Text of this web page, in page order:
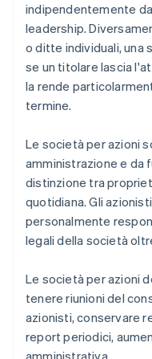
indipendentemente
leadership.
o ditte individuali, una
se un titolare lascia
la rende
termine.
Le società per azioni
amministrazione e da
distinzione tra
quotidiana. Gli
personalmente
legali della società
Le società per azioni
tenere riunioni del
azionisti, conservare
report periodici,